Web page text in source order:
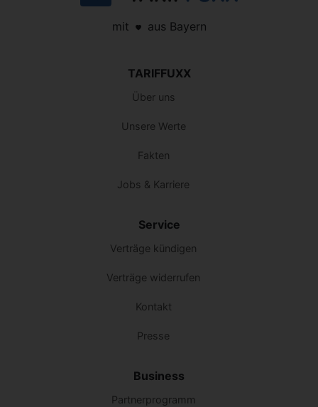
mit aus Bayern
TARIFFUXX
Über uns
Unsere Werte
Fakten
Jobs & Karriere
Service
Verträge kündigen
Verträge widerrufen
Kontakt
Presse
Business
Partnerprogramm